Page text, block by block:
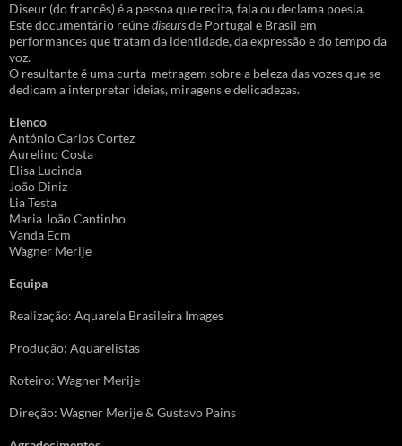
Diseur (do francês) é a pessoa que recita, fala ou declama poesia.
Este documentário reúnediseursde Portugal e Brasil em
performances que tratam da identidade, da expressão e do tempo da
voz.
O resultante é uma curta-metragem sobre a beleza das vozes que se
dedicam a interpretar ideias, miragens e delicadezas.
Elenco
António Carlos Cortez
Aurelino Costa
Elisa Lucinda
João Diniz
Lia Testa
Maria João Cantinho
Vanda Ecm
Wagner Merije
Equipa
Realização: Aquarela Brasileira Images
Produção: Aquarelistas
Roteiro: Wagner Merije
Direção: Wagner Merije & Gustavo Pains